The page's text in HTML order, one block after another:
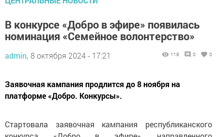
В конкурсе «Добро в эфире» появилась
номинация «Семейное волонтерство»
платформе «Добро. Конкурсы».
конкурса «Добро в эфире», направленного